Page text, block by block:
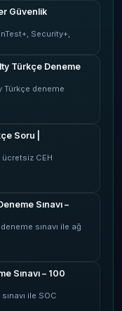
Güvenlik
Security+,
Türkçe Deneme
Türkçe deneme
Soru |
CEH
Sınavı –
sınavı ile ağ
Sınavı – 100
ile SOC